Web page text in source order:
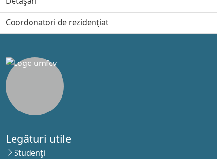
Coordonatori de rezidenţiat
Legături utile
Studenţi